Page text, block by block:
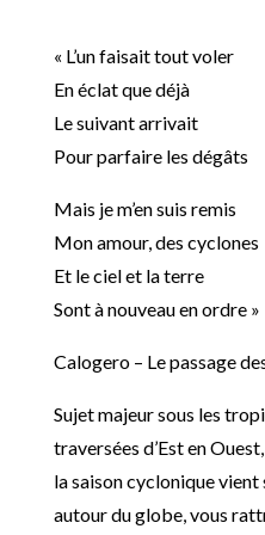
« L’un faisait tout voler
En éclat que déjà
Le suivant arrivait
Pour parfaire les dégâts
Mais je m’en suis remis
Mon amour, des cyclones
Et le ciel et la terre
Sont à nouveau en ordre »
Calogero – Le passage
Sujet majeur sous les
traversées d’Est en
la saison cyclonique
autour du globe, vous